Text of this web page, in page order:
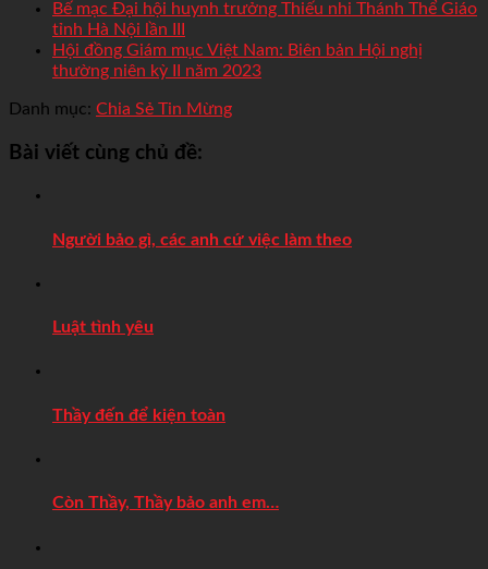
Bế mạc Đại hội huynh trưởng Thiếu nhi Thánh Thể Giáo
tỉnh Hà Nội lần III
Hội đồng Giám mục Việt Nam: Biên bản Hội nghị
thường niên kỳ II năm 2023
Danh mục: Chia Sẻ Tin Mừng
Bài viết cùng chủ đề:
Người bảo gì, các anh cứ việc làm theo
Luật tình yêu
Thầy đến để kiện toàn
Còn Thầy, Thầy bảo anh em…